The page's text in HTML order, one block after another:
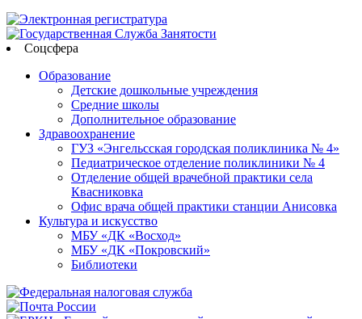
Соцсфера
Образование
Детские дошкольные учреждения
Средние школы
Дополнительное образование
Здравоохранение
ГУЗ «Энгельсская городская поликлиника № 4»
Педиатрическое отделение поликлиники № 4
Отделение общей врачебной практики села
Квасниковка
Офис врача общей практики станции Анисовка
Культура и искусство
МБУ «ДК «Восход»
МБУ «ДК «Покровский»
Библиотеки